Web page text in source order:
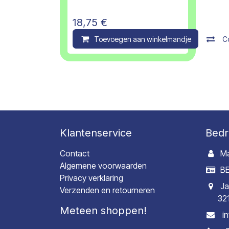
18,75 €
Toevoegen aan winkelmandje
Klantenservice
Contact
Algemene voorwaarden
Privacy verklaring
Verzenden en retourneren
Meteen shoppen!